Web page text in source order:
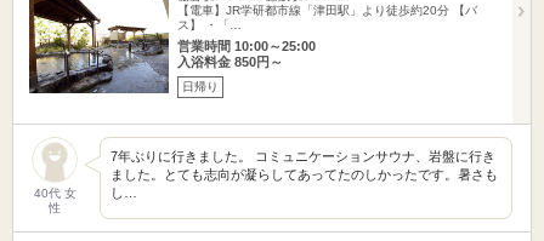
【電車】JR学研都市線「津田駅」より徒歩約20分 【バ
ス】 ・「…
営業時間 10:00～25:00
入浴料金 850円～
日帰り
40代 女
性
7年ぶりに行きました。 コミュニケーションサウナ、岩盤に行き
ました。とても志向が凝らしてあってたのしかったです。暑さも
し…